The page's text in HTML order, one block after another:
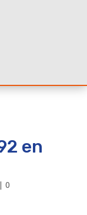
en
| 0